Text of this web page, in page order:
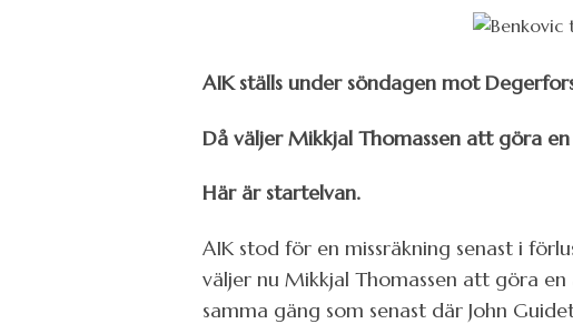
AIK ställs under söndagen mot
Då väljer Mikkjal Thomassen att göra
Här är startelvan.
AIK stod för en missräkning senast i
väljer nu Mikkjal Thomassen att göra
samma gäng som senast där John